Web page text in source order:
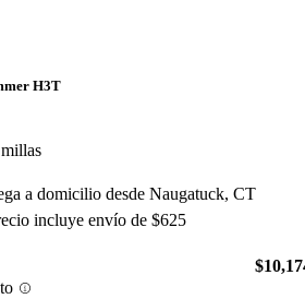
H3T
a domicilio desde Naugatuck, CT
incluye envío de $625